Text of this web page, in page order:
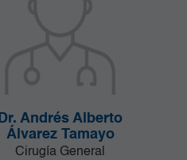
Dr. Andrés Alberto
Álvarez Tamayo
Cirugía General